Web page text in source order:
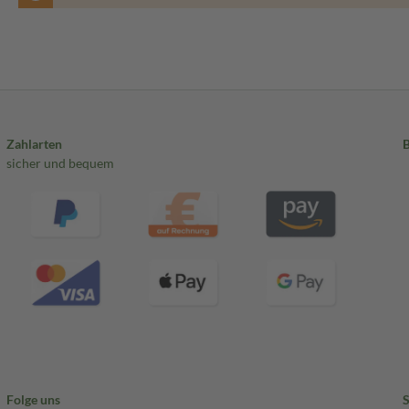
Zahlarten
sicher und bequem
Folge uns